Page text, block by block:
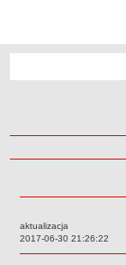
Techniczne
PRZEDSZKOLA
ARCHIWUM SZKÓŁ I
Zlikwidowane
aktualizacja
Data:
2017-06-30 21:26:22